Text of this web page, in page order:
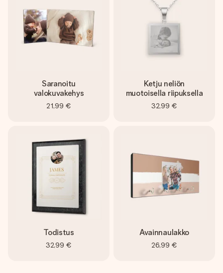
Saranoitu
valokuvakehys
21,99 €
Ketju neliön
muotoisella riipuksella
32,99 €
Todistus
32,99 €
Avainnaulakko
26,99 €